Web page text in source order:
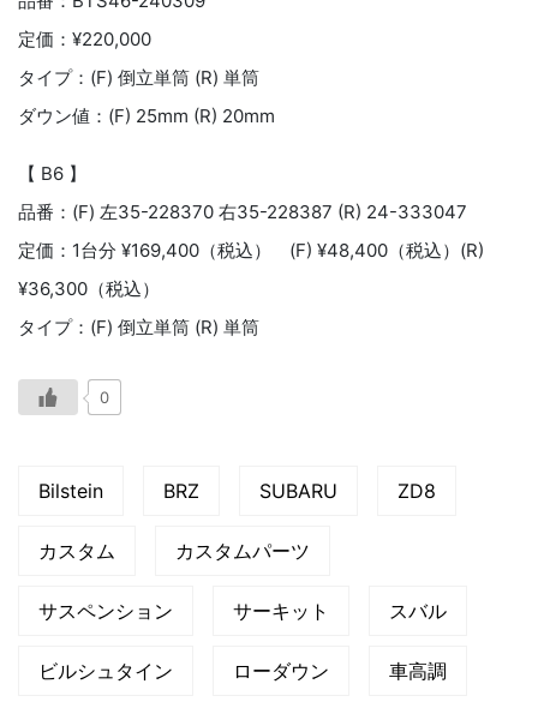
定価：¥220,000
タイプ：(F) 倒立単筒 (R) 単筒
ダウン値：(F) 25mm (R) 20mm
【 B6 】
品番：(F) 左35-228370 右35-228387 (R) 24-333047
定価：1台分 ¥169,400（税込） (F) ¥48,400（税込）(R)
¥36,300（税込）
タイプ：(F) 倒立単筒 (R) 単筒
0
Bilstein BRZ SUBARU ZD8
カスタム カスタムパーツ
サスペンション サーキット スバル
ビルシュタイン ローダウン 車高調